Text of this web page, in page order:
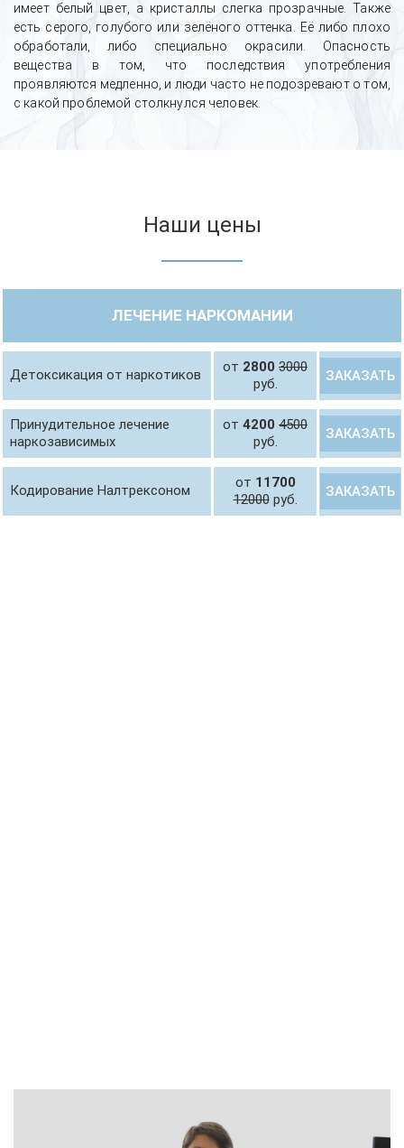
имеет белый цвет, а кристаллы слегка прозрачные. Также
есть серого, голубого или зелёного оттенка. Её либо плохо
обработали, либо специально окрасили. Опасность
вещества в том, что последствия употребления
проявляются медленно, и люди часто не подозревают о том,
с какой проблемой столкнулся человек.
Наши цены
ЛЕЧЕНИЕ НАРКОМАНИИ
Детоксикация от наркотиков от 2800 3000
руб.
ЗАКАЗАТЬ
Принудительное лечение
наркозависимых
от 4200 4500
руб.
ЗАКАЗАТЬ
Кодирование Налтрексоном от 11700
12000руб.
ЗАКАЗАТЬ